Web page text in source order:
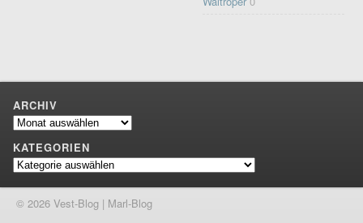
ARCHIV
Archiv
KATEGORIEN
Kategorien
© 2026 Vest-Blog | Marl-Blog